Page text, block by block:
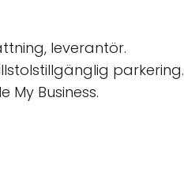
leverantör.
parkering.
Business.